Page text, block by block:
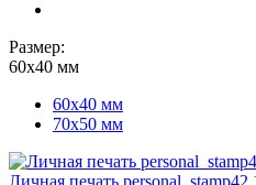
Размер:
60х40 мм
60х40 мм
70х50 мм